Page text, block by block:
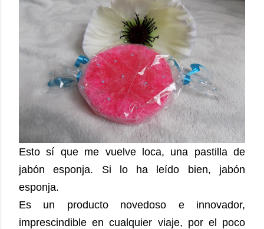
Esto sí que me vuelve loca, una pastilla de
jabón esponja. Si lo ha leído bien, jabón
esponja.
Es un producto novedoso e innovador,
imprescindible en cualquier viaje, por el poco